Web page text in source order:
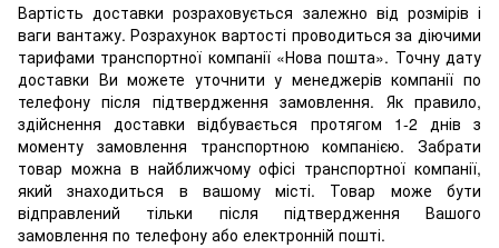
Вартість доставки розраховується залежно від розмірів і
ваги вантажу. Розрахунок вартості проводиться за діючими
тарифами транспортної компанії «Нова пошта». Точну дату
доставки Ви можете уточнити у менеджерів компанії по
телефону після підтвердження замовлення. Як правило,
здійснення доставки відбувається протягом 1-2 днів з
моменту замовлення транспортною компанією. Забрати
товар можна в найближчому офісі транспортної компанії,
який знаходиться в вашому місті. Товар може бути
відправлений тільки після підтвердження Вашого
замовлення по телефону або електронній пошті.